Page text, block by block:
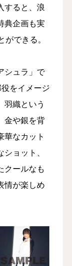
すると、浪
典企画も実
できる。
シュラ」で
をイメージ
羽織という
金や銀を背
華なカット
ョット、
クールなも
情が楽しめ